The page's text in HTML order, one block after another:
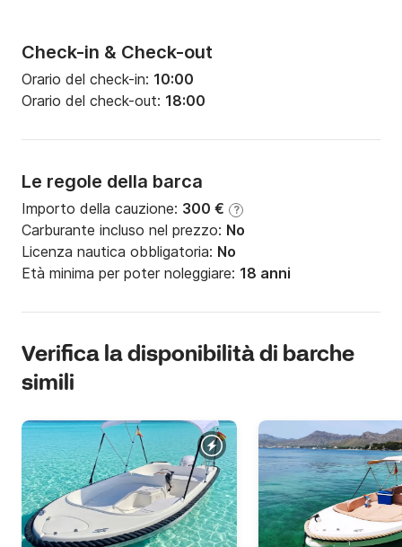
Check-in & Check-out
Orario del check-in: 10:00
Orario del check-out: 18:00
Le regole della barca
Importo della cauzione: 300 € ?
Carburante incluso nel prezzo: No
Licenza nautica obbligatoria: No
Età minima per poter noleggiare: 18 anni
Verifica la disponibilità di barche
simili